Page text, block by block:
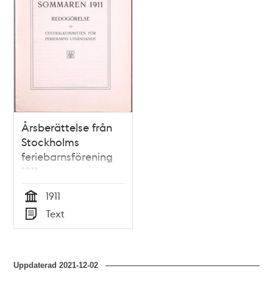
Årsberättelse från
Stockholms
feriebarnsförening
1911
Tid
1911
Typ
Text
Uppdaterad2021-12-02